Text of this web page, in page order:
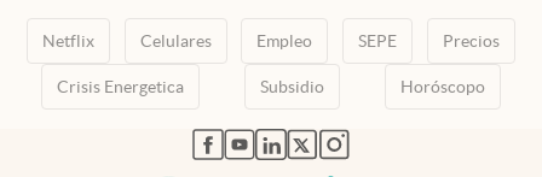
Netflix Celulares Empleo SEPE Precios
Crisis Energetica Subsidio Horóscopo
abre en nueva pestaña
abre en nueva pestaña
abre en nueva pestaña
abre en nueva pestaña
abre en nueva pestaña